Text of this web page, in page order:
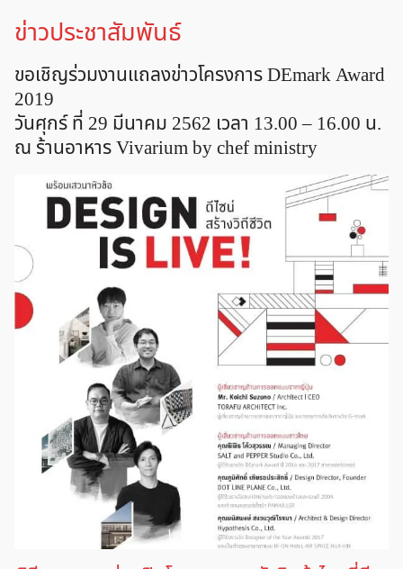
ข่าวประชาสัมพันธ์
ขอเชิญร่วมงานแถลงข่าวโครงการ DEmark Award
2019
วันศุกร์ ที่ 29 มีนาคม 2562 เวลา 13.00 – 16.00 น.
ณ ร้านอาหาร Vivarium by chef ministry